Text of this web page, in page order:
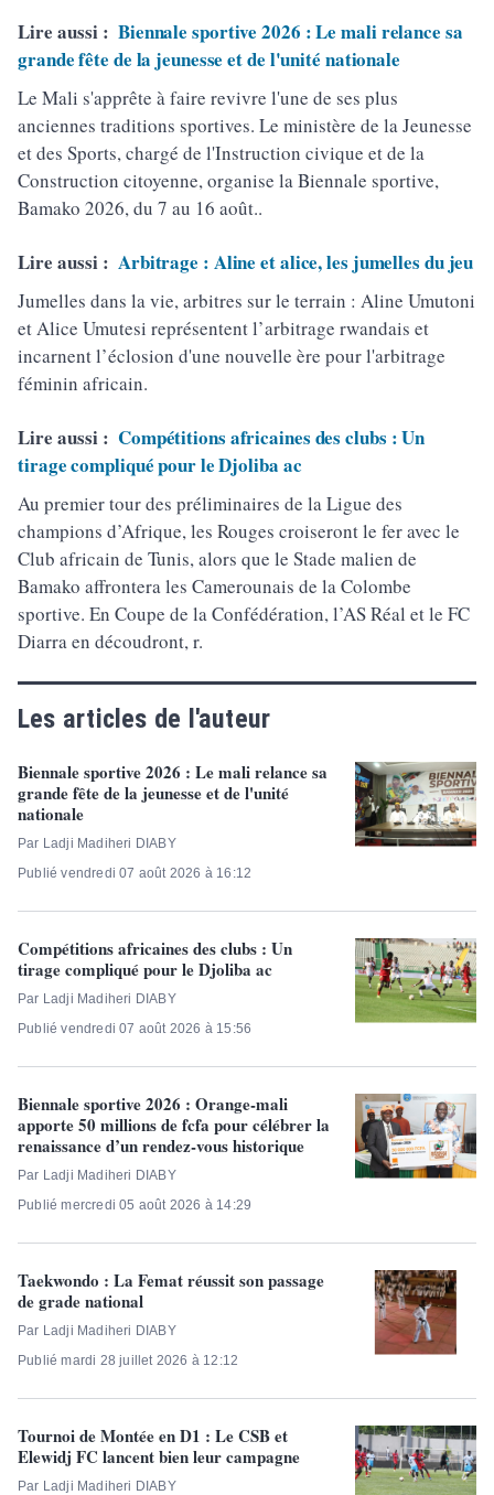
Lire aussi : Biennale sportive 2026 : Le mali relance sa
grande fête de la jeunesse et de l'unité nationale
Le Mali s'apprête à faire revivre l'une de ses plus
anciennes traditions sportives. Le ministère de la Jeunesse
et des Sports, chargé de l'Instruction civique et de la
Construction citoyenne, organise la Biennale sportive,
Bamako 2026, du 7 au 16 août..
Lire aussi : Arbitrage : Aline et alice, les jumelles du jeu
Jumelles dans la vie, arbitres sur le terrain : Aline Umutoni
et Alice Umutesi représentent l’arbitrage rwandais et
incarnent l’éclosion d'une nouvelle ère pour l'arbitrage
féminin africain.
Lire aussi : Compétitions africaines des clubs : Un
tirage compliqué pour le Djoliba ac
Au premier tour des préliminaires de la Ligue des
champions d’Afrique, les Rouges croiseront le fer avec le
Club africain de Tunis, alors que le Stade malien de
Bamako affrontera les Camerounais de la Colombe
sportive. En Coupe de la Confédération, l’AS Réal et le FC
Diarra en découdront, r.
Les articles de l'auteur
Biennale sportive 2026 : Le mali relance sa
grande fête de la jeunesse et de l'unité
nationale
Par Ladji Madiheri DIABY
Publié vendredi 07 août 2026 à 16:12
Compétitions africaines des clubs : Un
tirage compliqué pour le Djoliba ac
Par Ladji Madiheri DIABY
Publié vendredi 07 août 2026 à 15:56
Biennale sportive 2026 : Orange-mali
apporte 50 millions de fcfa pour célébrer la
renaissance d’un rendez-vous historique
Par Ladji Madiheri DIABY
Publié mercredi 05 août 2026 à 14:29
Taekwondo : La Femat réussit son passage
de grade national
Par Ladji Madiheri DIABY
Publié mardi 28 juillet 2026 à 12:12
Tournoi de Montée en D1 : Le CSB et
Elewidj FC lancent bien leur campagne
Par Ladji Madiheri DIABY